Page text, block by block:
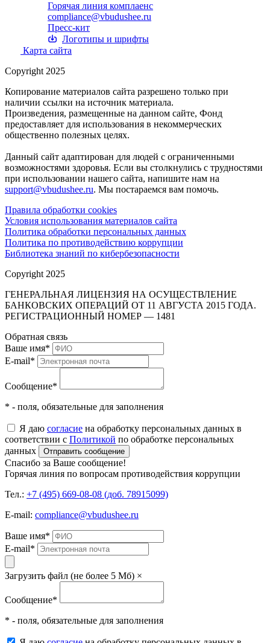
Горячая линия комплаенс
compliance@vbudushee.ru
Пресс-кит
Логотипы и шрифты
Карта сайта
Copyright 2025
Копирование материалов сайта разрешено только при
наличии ссылки на источник материала.
Произведения, размещенные на данном сайте, Фонд
предоставляет для использования в некоммерческих
общественно полезных целях.
Данный сайт адаптирован для людей с ограниченными
возможностями здоровья. Если вы столкнулись с трудностями
при использовании нашего сайта, напишите нам на
support@vbudushee.ru. Мы постараемся вам помочь.
Правила обработки cookies
Условия использования материалов сайта
Политика обработки персональных данных
Политика по противодействию коррупции
Библиотека знаний по кибербезопасности
Copyright 2025
ГЕНЕРАЛЬНАЯ ЛИЦЕНЗИЯ НА ОСУЩЕСТВЛЕНИЕ
БАНКОВСКИХ ОПЕРАЦИЙ ОТ 11 АВГУСТА 2015 ГОДА.
РЕГИСТРАЦИОННЫЙ НОМЕР — 1481
Обратная связь
Ваше имя*
E-mail*
Сообщение*
* - поля, обязательные для заполнения
Я даю согласие на обработку персональных данных в
соответствии с Политикой по обработке персональных
данных
Отправить сообщение
Спасибо за Ваше сообщение!
Горячая линия по вопросам противодействия коррупции
Тел.: +7 (495) 669-08-08 (доб. 78915099)
E-mail: compliance@vbudushee.ru
Ваше имя*
E-mail*
Загрузить файл (не более 5 Мб) ×
Сообщение*
* - поля, обязательные для заполнения